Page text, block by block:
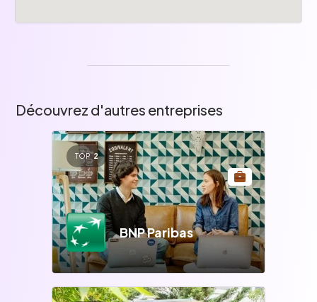
Découvrez d'autres entreprises
TOP 2
BNP Paribas